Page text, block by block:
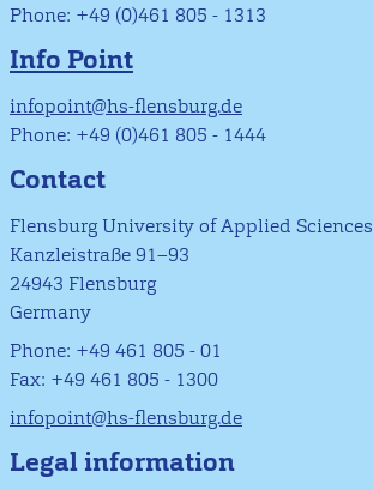
Phone: +49 (0)461 805 - 1313
Info Point
infopoint@hs-flensburg.de
Phone: +49 (0)461 805 - 1444
Contact
Flensburg University of Applied Sciences
Kanzleistraße 91–93
24943 Flensburg
Germany
Phone: +49 461 805 - 01
Fax: +49 461 805 - 1300
infopoint@hs-flensburg.de
Legal information